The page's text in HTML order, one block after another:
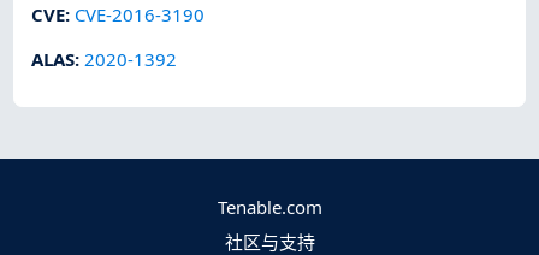
CVE: CVE-2016-3190
ALAS: 2020-1392
Tenable.com
社区与支持